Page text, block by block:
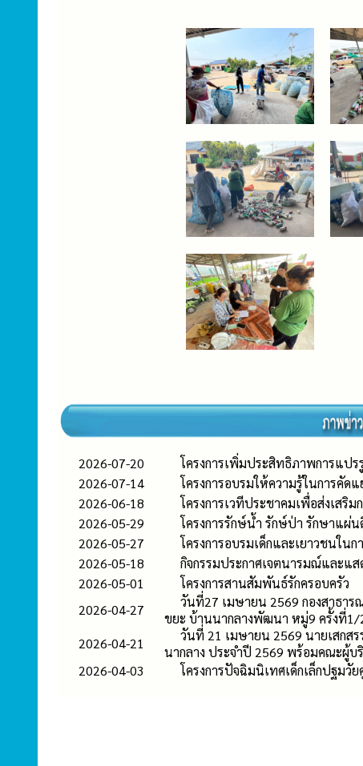
2026-07-20
โครงการเพิ่มประสิทธิภาพการแ
2026-07-14
โครงการอบรมให้ความรู้ในการคั
2026-06-18
โครงการเวทีประชาคมเพื่อส่งเสริม
2026-05-29
โครงการรักษ์น้ำ รักษ์ป่า รักษาแผ่
2026-05-27
โครงการอบรมเด็กและเยาวชนใ
2026-05-18
กิจกรรมประกาศเจตนารมณ์และแ
2026-05-01
โครงการสานสัมพันธ์รักครอบครัว
2026-04-27
วันที่27 เมษายน 2569 กองสาธา
ขยะ บ้านนากลางพัฒนา หมู่9 ครั้งที่1/
2026-04-21
วันที่ 21 เมษายน 2569 นายเสกส
นากลาง ประจำปี 2569 พร้อมคณะผู้บ
2026-04-03
โครงการปัจฉิมนิเทศเด็กเล็กปฐมวั